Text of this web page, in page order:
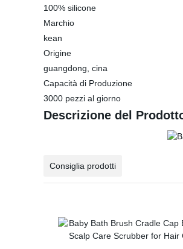
100% silicone
Marchio
kean
Origine
guangdong, cina
Capacità di Produzione
3000 pezzi al giorno
Descrizione del
Consiglia prodotti